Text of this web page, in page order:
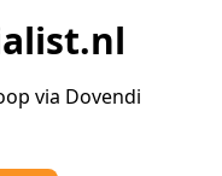
via Dovendi